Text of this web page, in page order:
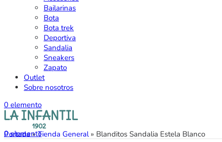
Bailarinas
Bota
Bota trek
Deportiva
Sandalia
Sneakers
Zapato
Outlet
Sobre nosotros
0 elemento
0elemento
Portada»Tienda General» Blanditos Sandalia Estela Blanco